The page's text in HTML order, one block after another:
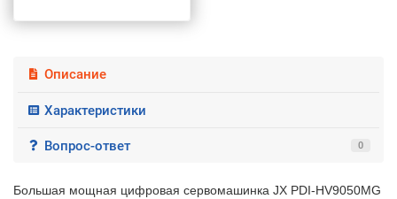
Описание
Характеристики
Вопрос-ответ 0
Большая мощная цифровая сервомашинка JX PDI-HV9050MG